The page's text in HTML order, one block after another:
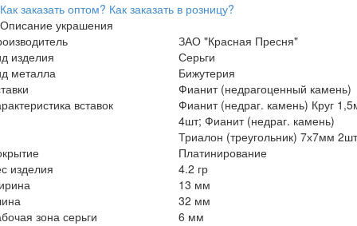
Как заказать оптом? Как заказать в розницу?
Описание украшения
ЗАО "Красная Пресня"
изделия
Серьги
металла
Бижутерия
Фианит (недрагоценный камень)
вставок
Фианит (недраг. камень) Круг
4шт; Фианит (недраг. камень)
Триалон (треугольник) 7х7мм 2шт
Платинирование
изделия
4.2 гр
13 мм
32 мм
зона серьги
6 мм